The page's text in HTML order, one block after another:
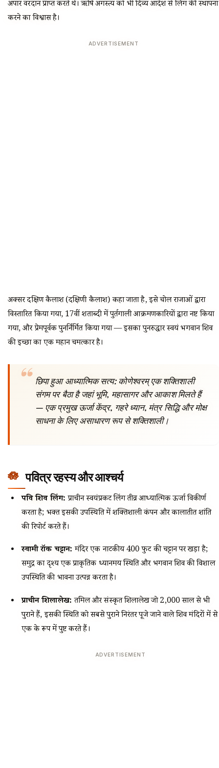
अपार वरदान प्राप्त करते थे। ऋषि अगस्त्य को भी दिव्य आदेश से लिंग की स्थापना
करने का विश्वास है।
ADVERTISEMENT
अक्सर दक्षिण कैलाश (दक्षिणी कैलाश) कहा जाता है, इसे चोल राजाओं द्वारा
विस्तारित किया गया, 17वीं शताब्दी में पुर्तगाली आक्रमणकारियों द्वारा नष्ट किया
गया, और प्रेमपूर्वक पुनर्निर्मित किया गया — इसका पुनरुद्धार स्वयं भगवान शिव
की इच्छा का एक महान चमत्कार है।
छिपा हुआ आध्यात्मिक सत्य: कोणेश्वरम् एक शक्तिशाली
संगम पर बैठा है जहां भूमि, महासागर और आकाश मिलते हैं
— एक प्रमुख ऊर्जा केंद्र, गहरे ध्यान, मंत्र सिद्धि और मोक्ष
साधना के लिए असाधारण रूप से शक्तिशाली।
पवित्र रहस्य और आश्चर्य
पवित्र शिव लिंग:प्राचीन स्वयंप्रकट लिंग तीव्र आध्यात्मिक ऊर्जा विकीर्ण
करता है; भक्त इसकी उपस्थिति में शक्तिशाली कंपन और कालातीत शांति
की रिपोर्ट करते हैं।
स्वामी रॉक चट्टान:मंदिर एक नाटकीय 400 फुट की चट्टान पर खड़ा है;
समुद्र का दृश्य एक प्राकृतिक ध्यानमय स्थिति और भगवान शिव की विशाल
उपस्थिति की भावना उत्पन्न करता है।
प्राचीन शिलालेख:तमिल और संस्कृत शिलालेख जो 2,000 साल से भी
पुराने हैं, इसकी स्थिति को सबसे पुराने निरंतर पूजे जाने वाले शिव मंदिरों में से
एक के रूप में पुष्ट करते हैं।
ADVERTISEMENT